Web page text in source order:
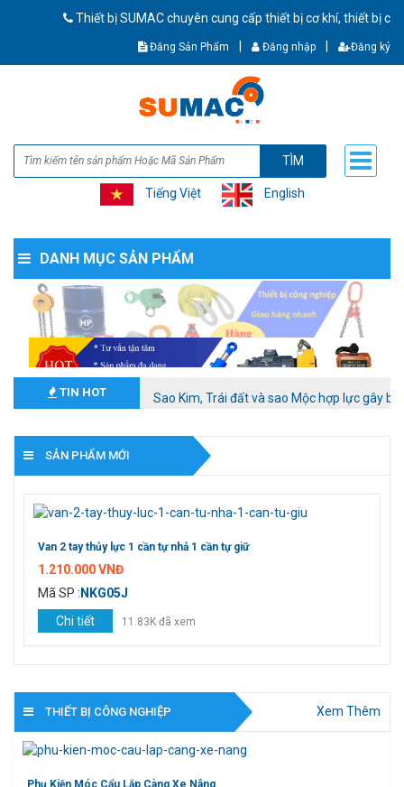
Thiết bị SUMAC chuyên cung cấp thiết bị cơ khí, thiết bị
Đăng Sản Phẩm Đăng nhập Đăng ký
TÌM
Tiếng Việt English
DANH MỤC SẢN PHẨM
TIN HOT Sao Kim, Trái đất và sao Mộc hợp lực gây
Chất lượng hàng Cơ khí nhập Trung Quốc
Công nghệ chế biến gỗ tân tiến trên thế giới
Bánh răng
SẢN PHẨM MỚI
Van 2 tay thủy lực 1 cần tự nhả 1 cần tự giữ
1.210.000 VNĐ
Mã SP : NKG05J
Chi tiết
11.83K đã xem
THIẾT BỊ CÔNG NGHIỆP Xem Thêm
Phụ Kiện Móc Cẩu Lắp Càng Xe Nâng